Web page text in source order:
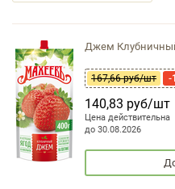
Джем
167,66 руб/шт -
140,83 руб/шт
Цена действительна
до 30.08.2026